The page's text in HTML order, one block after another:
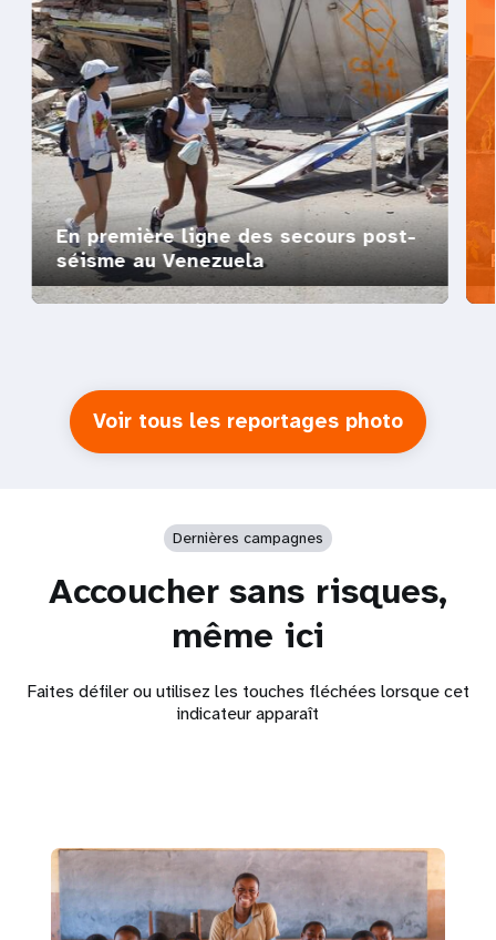
En première ligne des secours post-
séisme au Venezuela
Voir tous les reportages photo
Dernières campagnes
Accoucher sans risques,
même ici
Faites défiler ou utilisez les touches fléchées lorsque cet
indicateur apparaît